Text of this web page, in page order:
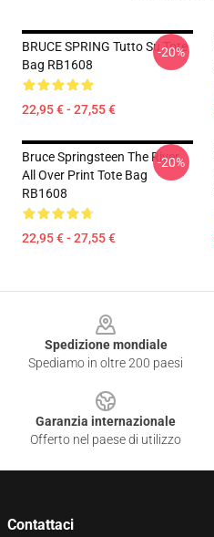
BRUCE SPRING Tutto Su Tote
Bag RB1608
22,95 € - 27,55 €
-20%
Bruce Springsteen The River
All Over Print Tote Bag
RB1608
22,95 € - 27,55 €
-20%
Spedizione mondiale
Spediamo in oltre 200 paesi
Garanzia internazionale
Offerto nel paese di utilizzo
Contattaci